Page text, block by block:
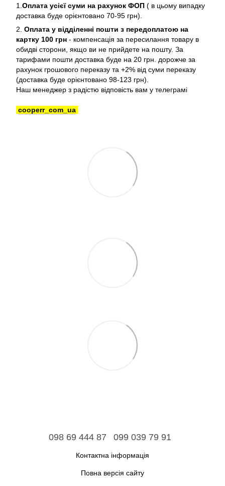
1. Оплата усієї суми на рахунок ФОП ( в цьому випадку
доставка буде орієнтовано 70-95 грн).
2. Оплата у відділенні пошти з передоплатою на
картку 100 грн - компенсація за пересилання товару в
обидві сторони, якщо ви не прийдете на пошту. За
тарифами пошти доставка буде на 20 грн. дорожче за
рахунок грошового переказу та +2% від суми переказу
(доставка буде орієнтовано 98-123 грн).
Наш менеджер з радістю відповість вам у телеграмі
cooperr_com_ua
098 69 444 87 099 039 79 91
Контактна інформація
Повна версія сайту